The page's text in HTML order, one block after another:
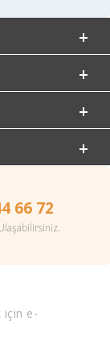
66 72
için e-